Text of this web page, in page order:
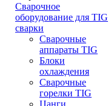
Сварочное
оборудование для TIG
сварки
Сварочные
аппараты TIG
Блоки
охлаждения
Сварочные
горелки TIG
Цанги